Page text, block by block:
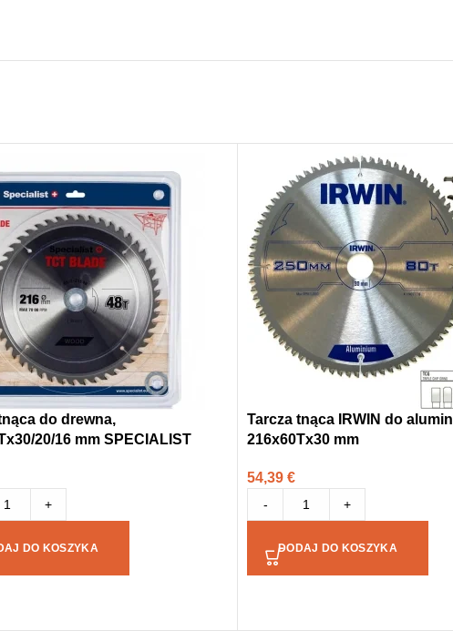
do drewna,
20/16 mm SPECIALIST
+
DO KOSZYKA
Tarcza tnąca IRWIN do
216x60Tx30 mm
54,39 €
- +
DODAJ DO KOSZYKA